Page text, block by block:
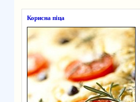
Корисна піца